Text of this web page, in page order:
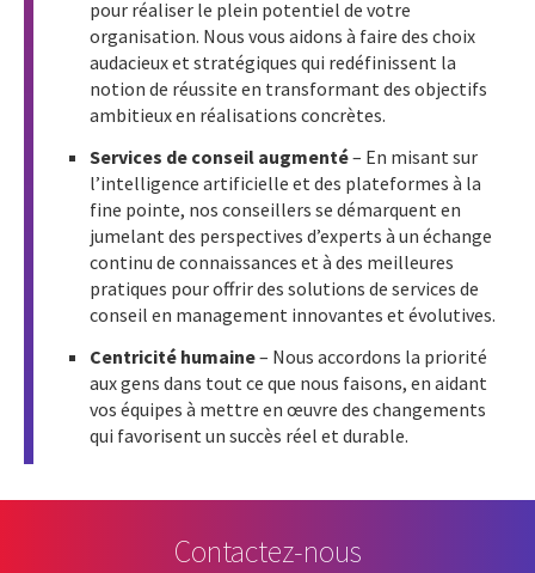
pour réaliser le plein potentiel de votre
organisation. Nous vous aidons à faire des choix
audacieux et stratégiques qui redéfinissent la
notion de réussite en transformant des objectifs
ambitieux en réalisations concrètes.
Services de conseil augmenté– En misant sur
l’intelligence artificielle et des plateformes à la
fine pointe, nos conseillers se démarquent en
jumelant des perspectives d’experts à un échange
continu de connaissances et à des meilleures
pratiques pour offrir des solutions de services de
conseil en management innovantes et évolutives.
Centricité humaine– Nous accordons la priorité
aux gens dans tout ce que nous faisons, en aidant
vos équipes à mettre en œuvre des changements
qui favorisent un succès réel et durable.
Contactez-nous